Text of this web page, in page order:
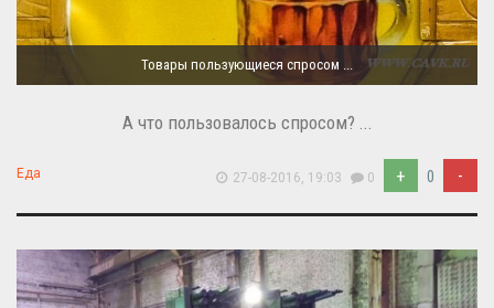
Товары пользующиеся спросом ...
А что пользовалось спросом? ...
Еда 27-08-2016, 19:03 0 + 0 -